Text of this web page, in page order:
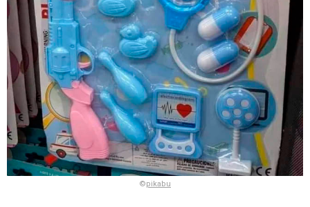
©pikabu